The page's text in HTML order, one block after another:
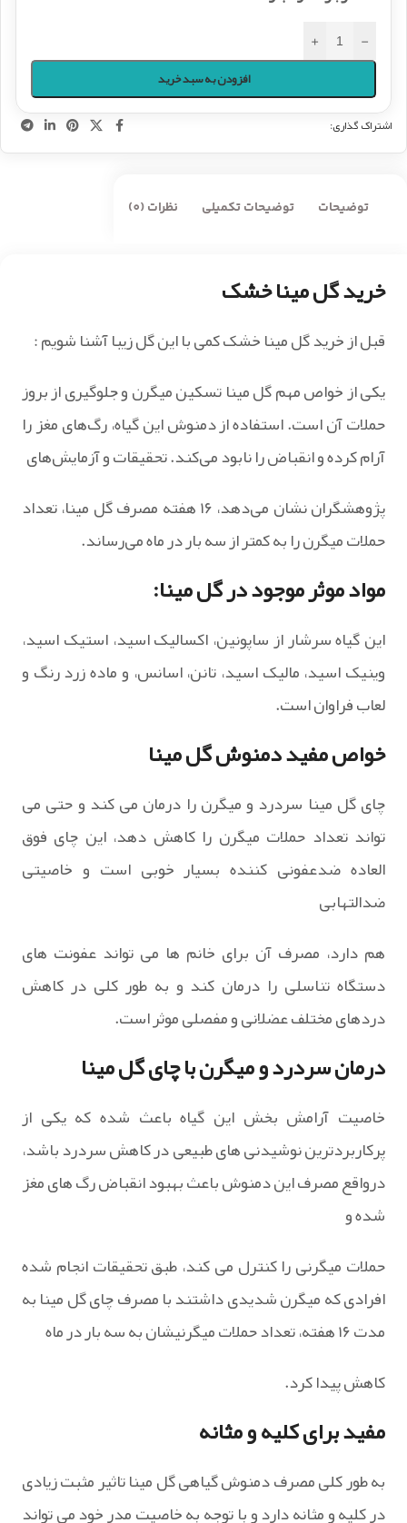
-
+
افزودن به سبد خرید
اشتراک گذاری:
توضیحات توضیحات تکمیلی نظرات (0)
خرید گل مینا خشک
قبل از خرید گل مینا خشک کمی با این گل زیبا آشنا شویم :
یکی از خواص مهم گل مینا تسکین میگرن و جلوگیری از بروز
حملات آن است. استفاده از دمنوش این گیاه، رگ‌های مغز را
آرام کرده و انقباض را نابود می‌کند. تحقیقات و آزمایش‌های
پژوهشگران نشان می‌دهد، ۱۶ هفته مصرف گل مینا، تعداد
حملات میگرن را به کمتر از سه بار در ماه می‌رساند.
مواد موثر موجود در گل مینا:
این گیاه سرشار از ساپونین، اکسالیک اسید، استیک اسید،
وینیک اسید، مالیک اسید، تانن، اسانس، و ماده زرد رنگ و
لعاب فراوان است.
خواص مفید دمنوش گل مینا
چای گل مینا سردرد و میگرن را درمان می کند و حتی می
تواند تعداد حملات میگرن را کاهش دهد، این چای فوق
العاده ضدعفونی کننده بسیار خوبی است و خاصیتی
ضدالتهابی
هم دارد، مصرف آن برای خانم ها می تواند عفونت های
دستگاه تناسلی را درمان کند و به طور کلی در کاهش
دردهای مختلف عضلانی و مفصلی موثر است.
درمان سردرد و میگرن با چای گل مینا
خاصیت آرامش بخش این گیاه باعث شده که یکی از
پرکاربردترین نوشیدنی های طبیعی در کاهش سردرد باشد،
درواقع مصرف این دمنوش باعث بهبود انقباض رگ های مغز
شده و
حملات میگرنی را کنترل می کند، طبق تحقیقات انجام شده
افرادی که میگرن شدیدی داشتند با مصرف چای گل مینا به
مدت ۱۶ هفته، تعداد حملات میگرنیشان به سه بار در ماه
کاهش پیدا کرد.
مفید برای کلیه و مثانه
به طور کلی مصرف دمنوش گیاهی گل مینا تاثیر مثبت زیادی
در کلیه و مثانه دارد و با توجه به خاصیت مدر خود می تواند